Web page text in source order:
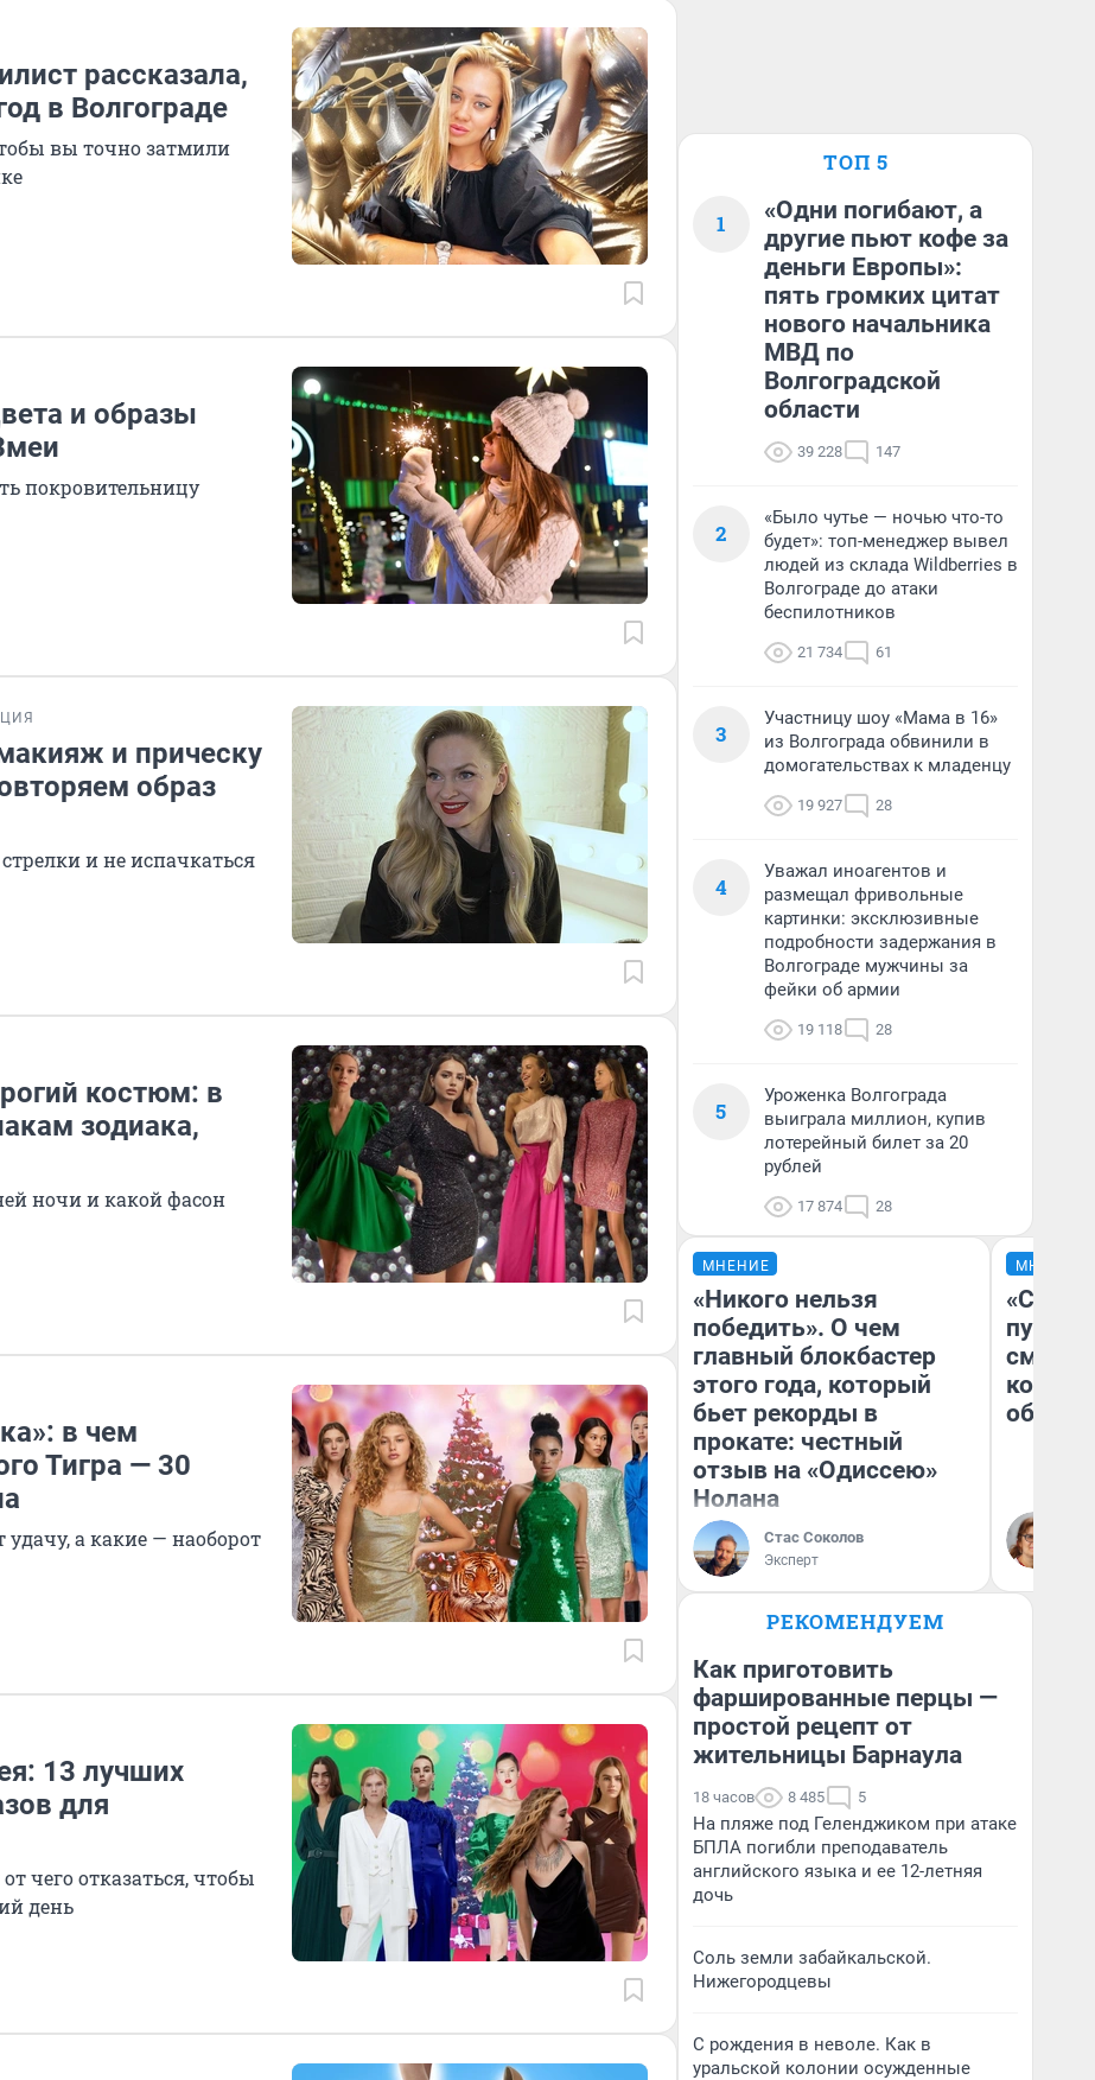
рассказала,
в Волгограде
вы точно затмили
и образы
покровительницу
и прическу
образ
и не испачкаться
костюм: в
зодиака,
ночи и какой фасон
в чем
Тигра — 30
удачу, а какие — наоборот
13 лучших
для
чего отказаться, чтобы
день
ТОП 5
1
«Одни погибают, а
другие пьют кофе за
деньги Европы»:
пять громких цитат
нового начальника
МВД по
Волгоградской
области
39 228 147
2
«Было чутье — ночью что-то
будет»: топ-менеджер вывел
людей из склада Wildberries в
Волгограде до атаки
беспилотников
21 734 61
3
Участницу шоу «Мама в 16»
из Волгограда обвинили в
домогательствах к младенцу
19 927 28
4
Уважал иноагентов и
размещал фривольные
картинки: эксклюзивные
подробности задержания в
Волгограде мужчины за
фейки об армии
19 118 28
5
Уроженка Волгограда
выиграла миллион, купив
лотерейный билет за 20
рублей
17 874 28
МНЕНИЕ
«Никого нельзя
победить». О чем
главный блокбастер
этого года, который
бьет рекорды в
прокате: честный
отзыв на «Одиссею»
Нолана
Стас Соколов
Эксперт
МНЕНИЕ
РЕКОМЕНДУЕМ
Как приготовить
фаршированные перцы —
простой рецепт от
жительницы Барнаула
18 часов 8 485 5
На пляже под Геленджиком при атаке
БПЛА погибли преподаватель
английского языка и ее 12-летняя
дочь
Соль земли забайкальской.
Нижегородцевы
С рождения в неволе. Как в
уральской колонии осужденные